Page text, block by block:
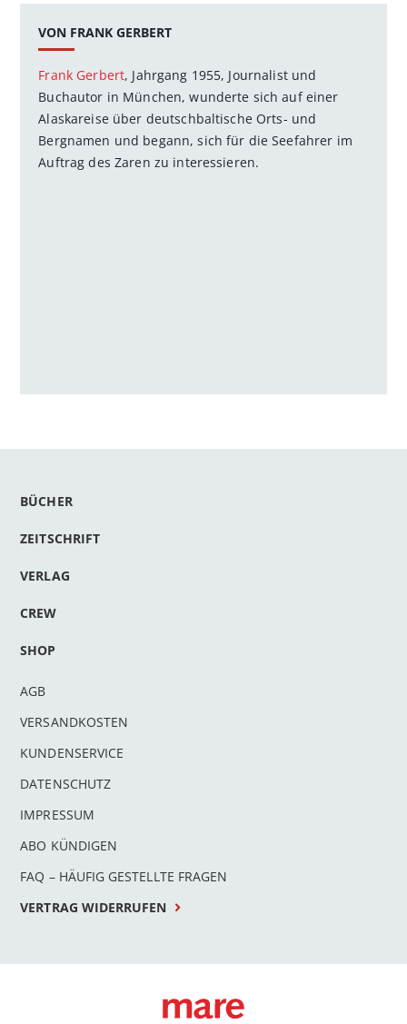
VON FRANK GERBERT
Frank Gerbert, Jahrgang 1955, Journalist und
Buchautor in München, wunderte sich auf einer
Alaskareise über deutschbaltische Orts- und
Bergnamen und begann, sich für die Seefahrer im
Auftrag des Zaren zu interessieren.
BÜCHER
ZEITSCHRIFT
VERLAG
CREW
SHOP
AGB
VERSANDKOSTEN
KUNDENSERVICE
DATENSCHUTZ
IMPRESSUM
ABO KÜNDIGEN
FAQ – HÄUFIG GESTELLTE FRAGEN
VERTRAG WIDERRUFEN